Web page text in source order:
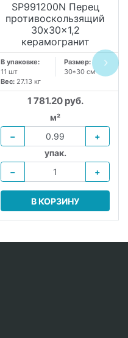
SP991200N Перец
противоскользящий
30x30x1,2
керамогранит
В упаковке:
11 шт
Размер:
30*30 см
Вес: 27.13 кг
1 781.20 руб.
м²
−
+
упак.
−
+
В КОРЗИНУ